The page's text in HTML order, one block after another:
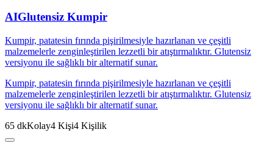
AIGlutensiz Kumpir
Kumpir, patatesin fırında pişirilmesiyle hazırlanan ve çeşitli
malzemelerle zenginleştirilen lezzetli bir atıştırmalıktır. Glutensiz
versiyonu ile sağlıklı bir alternatif sunar.
Kumpir, patatesin fırında pişirilmesiyle hazırlanan ve çeşitli
malzemelerle zenginleştirilen lezzetli bir atıştırmalıktır. Glutensiz
versiyonu ile sağlıklı bir alternatif sunar.
65 dkKolay4 Kişi4 Kişilik